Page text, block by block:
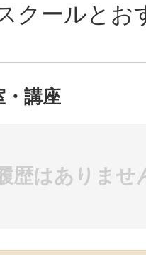
クールとお
・講座
歴はありませ